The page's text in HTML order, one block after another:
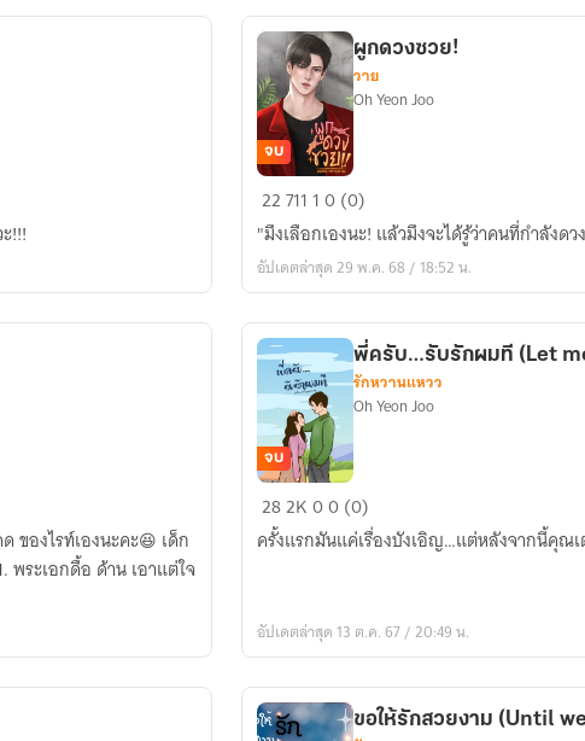
!!!
ผูกดวง
ซวย!
จบ
ผูกดวงซวย!
วาย
Oh Yeon Joo
22711 10 (0)
"มึงเลือกเองนะ! แล้วมึงจะได้รู้ว่าคนที่กำลังด
อัปเดตล่าสุด 29 พ.ค. 68 / 18:52 น.
ไรท์เองนะคะ😆 เด็ก
พี่
ครับ…
รับ
(Let
call
you
จบ
พี่ครับ…รับรักผมที (Let
รักหวานแหวว
Oh Yeon Joo
282K00 (0)
ครั้งแรกมันแค่เรื่องบังเอิญ…แต่หลังจากนี้คุณ
อัปเดตล่าสุด 13 ต.ค. 67 / 20:49 น.
ขอให้รักสวยงาม (Until